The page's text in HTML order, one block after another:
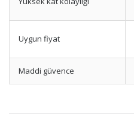
Uygun fiyat
Maddi güvence